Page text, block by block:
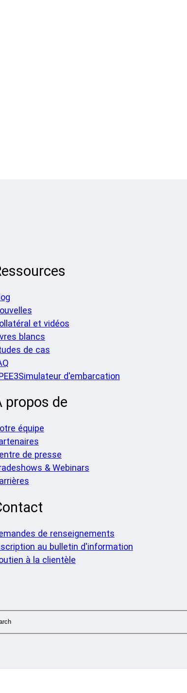
et vidéos
blancs
de cas
d'embarcation
propos de
équipe
de presse
& Webinars
de renseignements
au bulletin d'information
à la clientèle